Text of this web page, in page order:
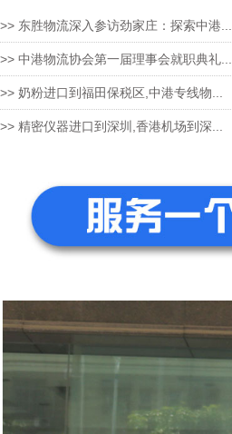
>> 东胜物流深入参访劲家庄：探索中港...
>> 中港物流协会第一届理事会就职典礼...
>> 奶粉进口到福田保税区,中港专线物...
>> 精密仪器进口到深圳,香港机场到深...